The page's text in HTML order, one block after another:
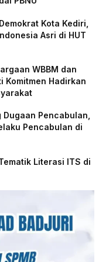
Kota Kediri,
Asri di HUT
WBBM dan
Komitmen Hadirkan
Pencabulan,
Pencabulan di
Literasi ITS di